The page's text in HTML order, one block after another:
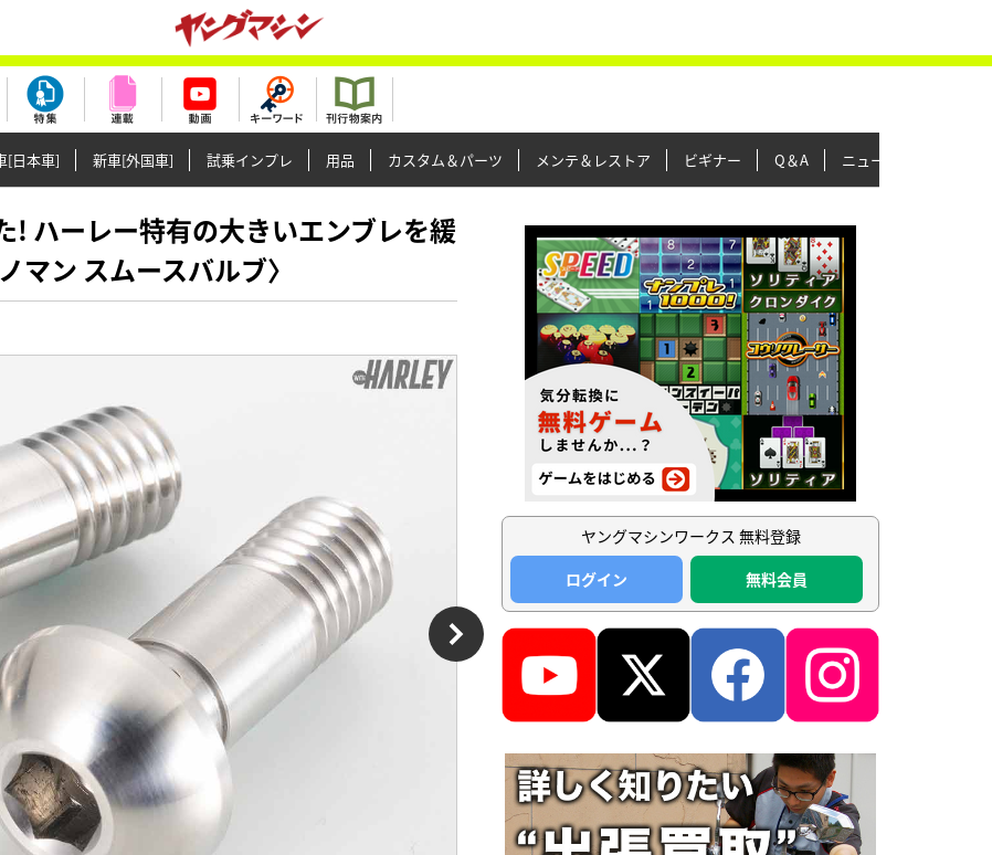
[日本車] 新車[外国車] 試乗インプレ 用品 カスタム＆パーツ メンテ＆レストア ビギナー Q＆A ニュース＆トピックス
ハーレー特有の大きいエンブレを緩
マン スムースバルブ〉
ヤングマシンワークス 無料登録
ログイン
無料会員